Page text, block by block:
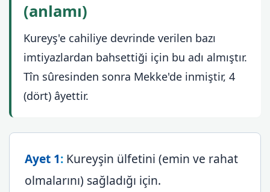
(anlamı)
Kureyş'e cahiliye devrinde verilen bazı
imtiyazlardan bahsettiği için bu adı almıştır.
Tîn sûresinden sonra Mekke'de inmiştir, 4
(dört) âyettir.
Ayet 1: Kureyşin ülfetini (emin ve rahat
olmalarını) sağladığı için.